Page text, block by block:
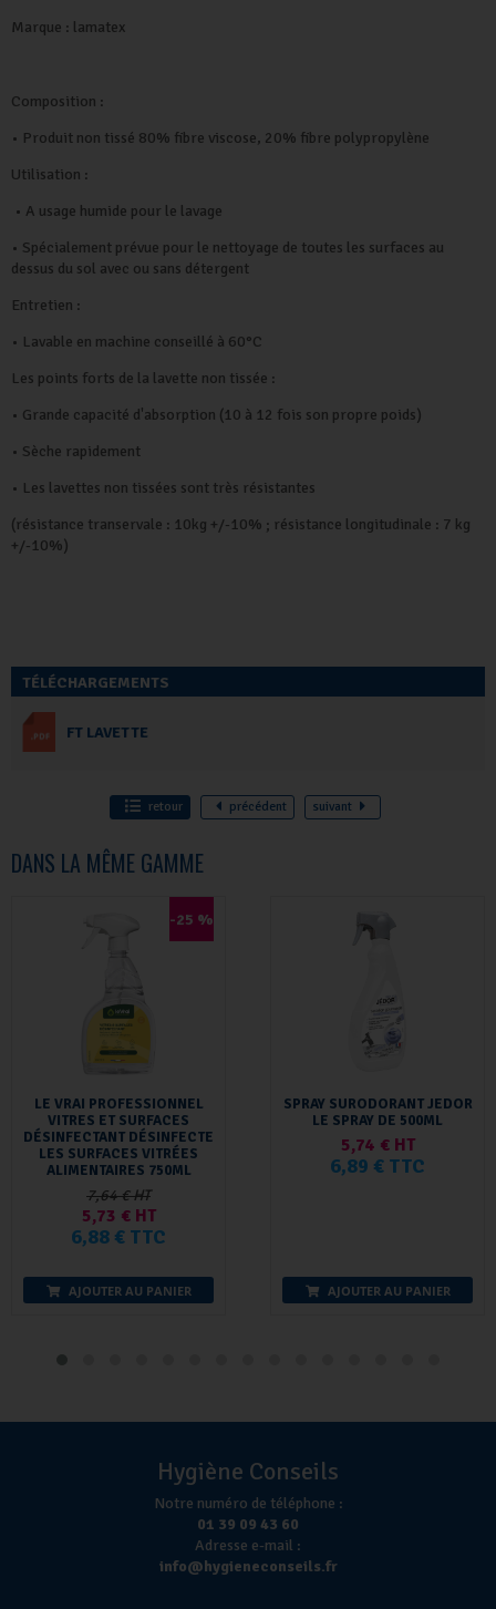
Marque : lamatex
Composition :
• Produit non tissé 80% fibre viscose, 20% fibre polypropylène
Utilisation :
• A usage humide pour le lavage
• Spécialement prévue pour le nettoyage de toutes les surfaces au
dessus du sol avec ou sans détergent
Entretien :
• Lavable en machine conseillé à 60°C
Les points forts de la lavette non tissée :
• Grande capacité d'absorption (10 à 12 fois son propre poids)
• Sèche rapidement
• Les lavettes non tissées sont très résistantes
(résistance transervale : 10kg +/-10% ; résistance longitudinale : 7 kg
+/-10%)
TÉLÉCHARGEMENTS
FT LAVETTE
retour précédent suivant
DANS LA MÊME GAMME
-25 %
LE VRAI PROFESSIONNEL
VITRES ET SURFACES
DÉSINFECTANT DÉSINFECTE
LES SURFACES VITRÉES
ALIMENTAIRES 750ML
7,64 € HT
5,73 € HT
6,88 € TTC
AJOUTER AU PANIER
SPRAY SURODORANT JEDOR
LE SPRAY DE 500ML
5,74 € HT
6,89 € TTC
AJOUTER AU PANIER
Hygiène Conseils
Notre numéro de téléphone :
01 39 09 43 60
Adresse e-mail :
info@hygieneconseils.fr